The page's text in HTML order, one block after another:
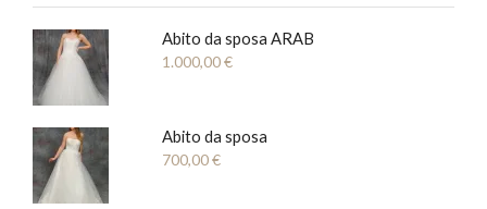
Abito da sposa ARAB
1.000,00€
Abito da sposa
700,00€